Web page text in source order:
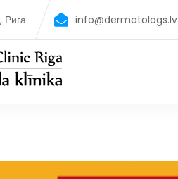
Рига info@dermatologs.lv